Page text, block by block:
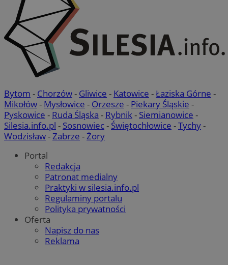
Bytom - Chorzów- Gliwice - Katowice -Łaziska Górne -
Mikołów- Mysłowice - Orzesze - Piekary Śląskie -
Pyskowice - Ruda Śląska - Rybnik- Siemianowice -
Silesia.info.pl - Sosnowiec- Świętochłowice -Tychy-
Wodzisław-Zabrze -Żory
Portal
Redakcja
Patronat medialny
Praktyki w silesia.info.pl
Regulaminy portalu
Polityka prywatności
Oferta
Napisz do nas
Reklama